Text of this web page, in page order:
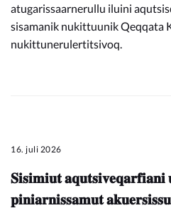
atugarissaarnerullu iluini
sisamanik nukittuunik Qeqqata
nukittunerulertitsivoq.
16. juli 2026
𝐒𝐢𝐬𝐢𝐦𝐢𝐮𝐭
𝐩𝐢𝐧𝐢𝐚𝐫𝐧𝐢𝐬𝐬𝐚𝐦𝐮𝐭